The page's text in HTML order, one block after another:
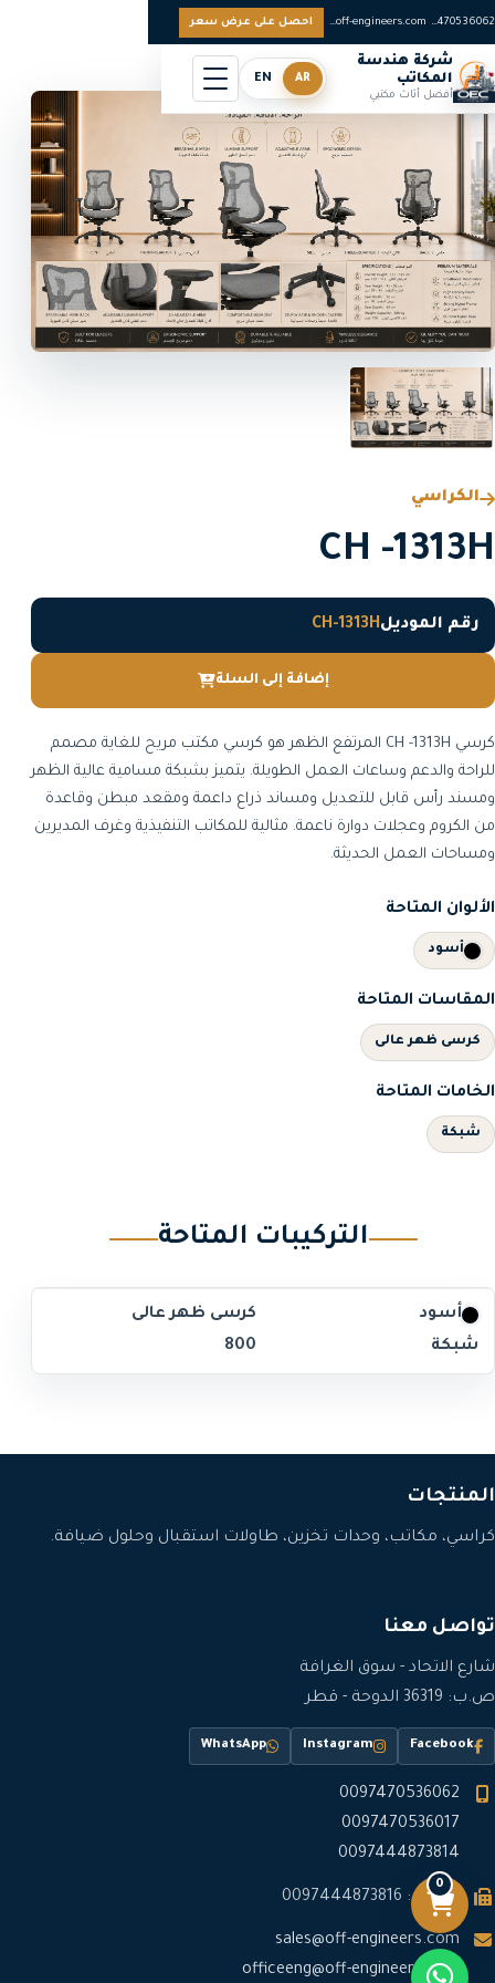
0097470536062
sales@off-engineers.com احصل على عرض سعر
شركة هندسة
المكاتب
أفضل أثاث مكتبي
AR
EN
الكراسي
CH -1313H
رقم الموديلCH-1313H
إضافة إلى السلة
كرسي CH -1313H المرتفع الظهر هو كرسي مكتب مريح للغاية مصمم
للراحة والدعم وساعات العمل الطويلة. يتميز بشبكة مسامية عالية الظهر
ومسند رأس قابل للتعديل ومساند ذراع داعمة ومقعد مبطن وقاعدة
من الكروم وعجلات دوارة ناعمة. مثالية للمكاتب التنفيذية وغرف المديرين
ومساحات العمل الحديثة.
الألوان المتاحة
أسود
المقاسات المتاحة
كرسى ظهر عالى
الخامات المتاحة
شبكة
التركيبات المتاحة
أسود
كرسى ظهر عالى
شبكة
800
المنتجات
كراسي، مكاتب، وحدات تخزين، طاولات استقبال وحلول ضيافة.
تواصل معنا
شارع الاتحاد - سوق الغرافة
ص.ب: 36319 الدوحة - قطر
Facebook
Instagram
WhatsApp
0097470536062
0097470536017
0097444873814
فاكس: 0097444873816
sales@off-engineers.com
officeeng@off-engineers.com
0